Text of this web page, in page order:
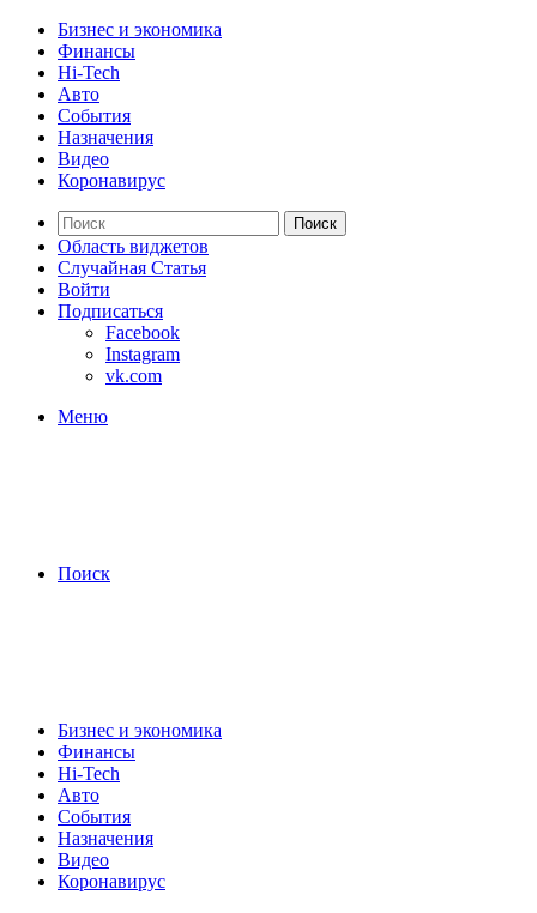
Бизнес и экономика
Финансы
Hi-Tech
Авто
События
Назначения
Видео
Коронавирус
Поиск
Область виджетов
Случайная Статья
Войти
Подписаться
Facebook
Instagram
vk.com
Меню
Поиск
Бизнес и экономика
Финансы
Hi-Tech
Авто
События
Назначения
Видео
Коронавирус